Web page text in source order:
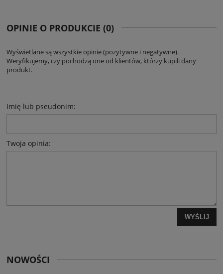
OPINIE O PRODUKCIE (0)
Wyświetlane są wszystkie opinie (pozytywne i negatywne).
Weryfikujemy, czy pochodzą one od klientów, którzy kupili dany
produkt.
Imię lub pseudonim:
Twoja opinia:
WYŚLIJ
NOWOŚCI